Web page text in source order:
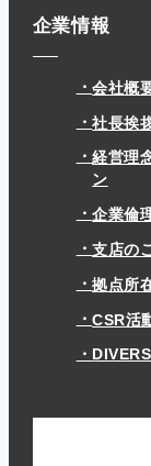
企業情報
会社概
社長挨
経営理
ン
企業倫
支店の
拠点所
CSR活